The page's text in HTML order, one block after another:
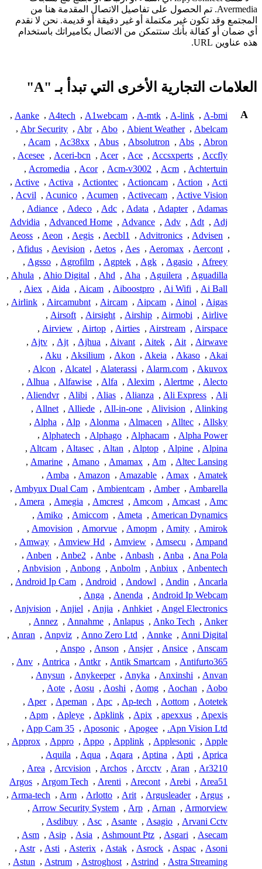
Avermedia. تم الحصول على تفاصيل الاتصال المقدمة هنا من
المجتمع وقد تكون غير مكتملة أو غير دقيقة أو قديمة. نحن لا نقدم
أي ضمان أو كفالة بأنك ستتمكن من الاتصال بكاميراتك باستخدام
هذه عناوين URL.
العلامات التجارية الأخرى التي تبدأ بـ "A"
A
A-bmi
,
A-link
,
A-mtk
,
A1webcam
,
A4tech
,
Aanke
,
Abelcam
,
Abient Weather
,
Abo
,
Abr
,
Abr Security
,
Abron
,
Abs
,
Absolutron
,
Abus
,
Ac38xx
,
Acam
,
Accfly
,
Accsxperts
,
Ace
,
Acer
,
Aceri-bcn
,
Acesee
,
Achtertuin
,
Acm
,
Acm-v3002
,
Acor
,
Acromedia
,
Acti
,
Action
,
Actioncam
,
Actiontec
,
Activa
,
Active
,
Active Vision
,
Activecam
,
Acumen
,
Acunico
,
Acvil
,
Adamas
,
Adapter
,
Adata
,
Adc
,
Adeco
,
Adiance
,
Adj
,
Adt
,
Adv
,
Advance
,
Advanced Home
,
Advidia
,
Advisen
,
Advitronics
,
Aecbl1
,
Aegis
,
Aeon
,
Aeoss
,
Aercont
,
Aeromax
,
Aes
,
Aetos
,
Aevision
,
Afidus
,
Afreey
,
Agasio
,
Agk
,
Agptek
,
Agrofilm
,
Agsso
,
Aguadilla
,
Aguilera
,
Aha
,
Ahd
,
Ahio Digital
,
Ahula
,
Ai Ball
,
Ai Wifi
,
Aiboostpro
,
Aicam
,
Aida
,
Aiex
,
Aigas
,
Ainol
,
Aipcam
,
Aircam
,
Aircamubnt
,
Airlink
,
Airlive
,
Airmobi
,
Airship
,
Airsight
,
Airsoft
,
Airspace
,
Airstream
,
Airties
,
Airtop
,
Airview
,
Airwave
,
Ait
,
Aitek
,
Aivant
,
Ajhua
,
Ajt
,
Ajtv
,
Akai
,
Akaso
,
Akeia
,
Akon
,
Aksilium
,
Aku
,
Akuvox
,
Alarm.com
,
Alaterassi
,
Alcatel
,
Alcon
,
Alecto
,
Alertme
,
Alexim
,
Alfa
,
Alfawise
,
Alhua
,
Ali
,
Ali Express
,
Alianza
,
Alias
,
Alibi
,
Aliendvr
,
Alinking
,
Alivision
,
All-in-one
,
Alliede
,
Allnet
,
Allsky
,
Alltec
,
Almacen
,
Alonma
,
Alp
,
Alpha
,
Alpha Power
,
Alphacam
,
Alphago
,
Alphatech
,
Alpina
,
Alpine
,
Alptop
,
Altan
,
Altasec
,
Altcam
,
Altec Lansing
,
Am
,
Amamax
,
Amano
,
Amarine
,
Amatek
,
Amax
,
Amazable
,
Amazon
,
Amba
,
Ambarella
,
Amber
,
Ambientcam
,
Ambyux Dual Cam
,
Amc
,
Amcast
,
Amcom
,
Amcrest
,
Amegia
,
Amera
,
American Dynamics
,
Ameta
,
Amiccom
,
Amiko
,
Amirok
,
Amity
,
Amopm
,
Amorvue
,
Amovision
,
Ampand
,
Amsecu
,
Amview
,
Amview Hd
,
Amway
,
Ana Pola
,
Anba
,
Anbash
,
Anbe
,
Anbe2
,
Anben
,
Anbentech
,
Anbiux
,
Anbolm
,
Anbong
,
Anbvision
,
Ancarla
,
Andin
,
Andowl
,
Android
,
Android Ip Cam
,
Android Ip Webcam
,
Anenda
,
Anga
,
Angel Electronics
,
Anhkiet
,
Anjia
,
Anjiel
,
Anjvision
,
Anker
,
Anko Tech
,
Anlapus
,
Annahme
,
Annez
,
Anni Digital
,
Annke
,
Anno Zero Ltd
,
Anpviz
,
Anran
,
Anscam
,
Ansice
,
Ansjer
,
Anson
,
Anspo
,
Antifurto365
,
Antik Smartcam
,
Antkr
,
Antrica
,
Anv
,
Anvan
,
Anxinshi
,
Anyka
,
Anykeeper
,
Anysun
,
Aobo
,
Aochan
,
Aomg
,
Aoshi
,
Aosu
,
Aote
,
Aotetek
,
Aottom
,
Ap-tech
,
Apc
,
Apeman
,
Aper
,
Apexis
,
apexxus
,
Apix
,
Apklink
,
Apleye
,
Apm
,
Apn Vision Ltd.
,
Apogee
,
Aposonic
,
App Cam 35
,
Apple
,
Applesonic
,
Applink
,
Appo
,
Appro
,
Approx
,
Aprica
,
Apti
,
Aptina
,
Aqara
,
Aqua
,
Aquila
,
Ar3210
,
Aran
,
Arcctv
,
Archos
,
Arcvision
,
Area
,
Area51
,
Arebi
,
Arecont
,
Arenti
,
Argom Tech
,
Argos
,
Argus
,
Argusleader
,
Arit
,
Arlotto
,
Arm
,
Arma-tech
,
Armorview
,
Arnan
,
Arp
,
Arrow Security System
,
Arvani Cctv
,
Asagio
,
Asante
,
Asc
,
Asdibuy
,
Asecam
,
Asgari
,
Ashmount Ptz
,
Asia
,
Asip
,
Asm
,
Asoni
,
Aspac
,
Asrock
,
Astak
,
Asterix
,
Asti
,
Astr
,
Astra Streaming
,
Astrind
,
Astroghost
,
Astrum
,
Astun
,